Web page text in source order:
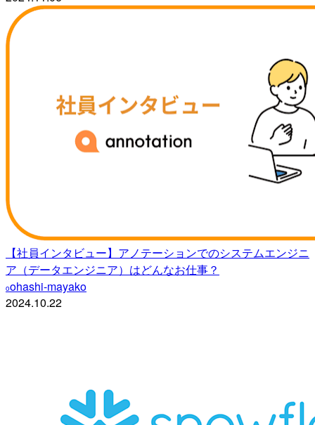
【社員インタビュー】アノテーションでのシステムエンジニ
ア（データエンジニア）はどんなお仕事？
oohashi-mayako
2024.10.22